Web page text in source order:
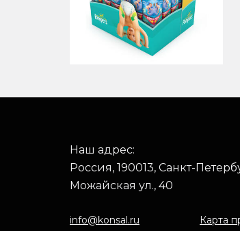
Наш адрес:
Россия, 190013, Санкт-
Можайская ул., 40
info@konsal.ru Карта